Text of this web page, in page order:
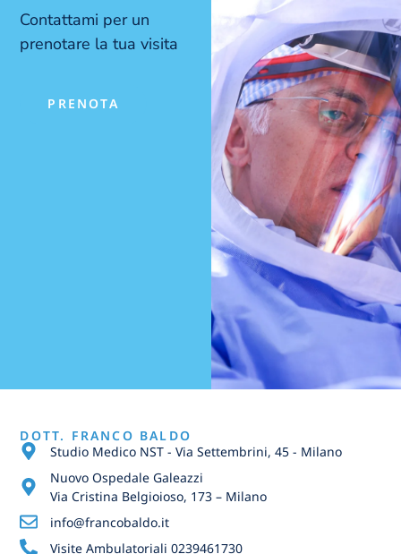
Contattami per un
prenotare la tua visita
PRENOTA
DOTT. FRANCO BALDO
Studio Medico NST - Via Settembrini, 45 - Milano
Nuovo Ospedale Galeazzi
Via Cristina Belgioioso, 173 – Milano
info@francobaldo.it
Visite Ambulatoriali 0239461730